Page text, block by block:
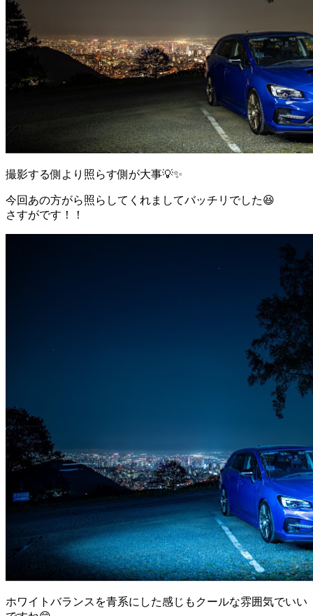
撮影する側より照らす側が大事💡✨
今回あの方がら照らしてくれましてバッチリでした😆
さすがです！！
ホワイトバランスを青系にした感じもクールな雰囲気でいい